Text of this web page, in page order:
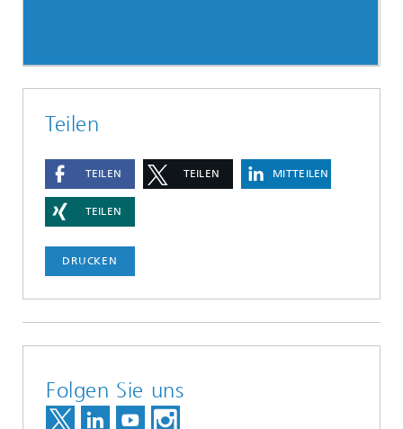
Teilen
TEILEN TEILEN MITTEILEN
TEILEN
DRUCKEN
Folgen Sie uns